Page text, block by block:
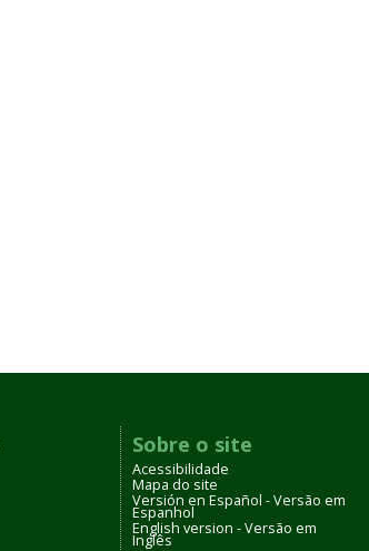
Sobre o site
Acessibilidade
Mapa do site
Versión en Español - Versão em
Espanhol
English version - Versão em
Inglês